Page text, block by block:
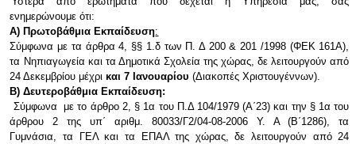
ενημερώνουμε ότι:
Α) Πρωτοβάθμια Εκπαίδευση:
Σύμφωνα με τα άρθρα 4, §§ 1.δ των Π. Δ 200 & 201 /1998 (ΦΕΚ 161Α),
τα Νηπιαγωγεία και τα Δημοτικά Σχολεία της χώρας, δε λειτουργούν από
24 Δεκεμβρίου μέχρικαι 7 Ιανουαρίου(Διακοπές Χριστουγέννων).
Β) Δευτεροβάθμια Εκπαίδευση:
Σύμφωνα με το άρθρο 2, § 1α του Π.Δ 104/1979 (Α΄23) και την § 1α του
άρθρου 2 της υπ΄ αριθμ. 80033/Γ2/04-08-2006 Υ. Α (Β΄1286), τα
Γυμνάσια, τα ΓΕΛ και τα ΕΠΑΛ της χώρας, δε λειτουργούν από 24